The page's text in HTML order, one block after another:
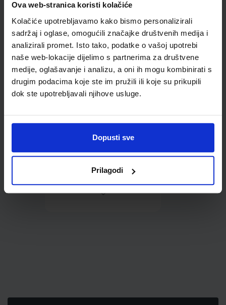
Ova web-stranica koristi kolačiće
Kolačiće upotrebljavamo kako bismo personalizirali
sadržaj i oglase, omogućili značajke društvenih medija i
analizirali promet. Isto tako, podatke o vašoj upotrebi
naše web-lokacije dijelimo s partnerima za društvene
medije, oglašavanje i analizu, a oni ih mogu kombinirati s
drugim podacima koje ste im pružili ili koje su prikupili
dok ste upotrebljavali njihove usluge.
Dopusti sve
Prilagodi
Omot PVC za školske
udžbenike; dimenzije
433x277; tip 158
0,85 €